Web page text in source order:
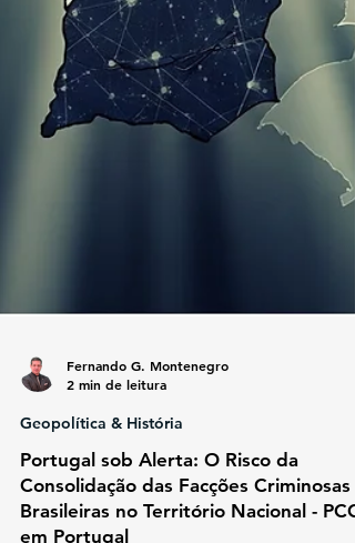
2 min de leitura
Geopolítica & História
Portugal sob Alerta: O Risco da